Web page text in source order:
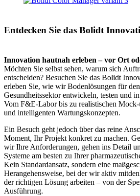
Entdecken Sie das Bolidt
Innovation hautnah erleben – vor Ort
Möchten Sie selbst sehen, warum sich
entscheiden? Besuchen Sie das Bolidt
erleben Sie, wie wir Bodenlösungen für den
Gesundheitssektor entwickeln, testen und
Vom F&E-Labor bis zu realistischen Mock-
und intelligenten Wartungskonzepten.
Ein Besuch geht jedoch über das reine
Moment, Ihr Projekt konkret zu machen.
wir Ihre Anforderungen, gehen ins Detail
Systeme am besten zu Ihrer
Kein Standardansatz, sondern eine
Herangehensweise, bei der wir aktiv
der richtigen Lösung arbeiten – von der
Ausführung.